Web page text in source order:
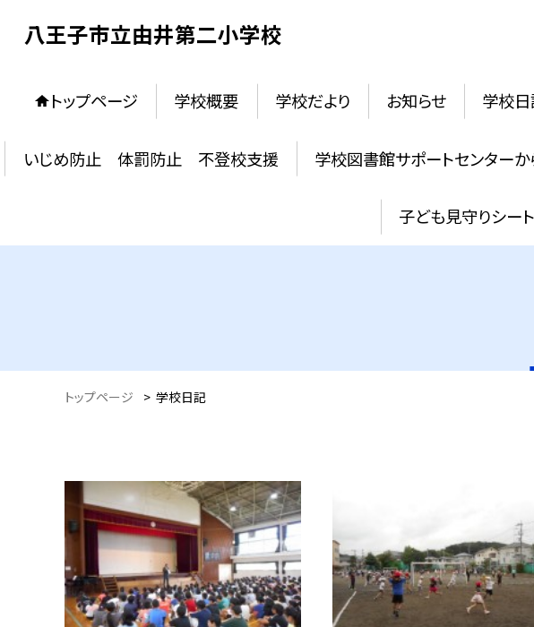
八王子市立由井第二小学校
トップページ 学校概要 学校だより お知らせ 学校
いじめ防止 体罰防止 不登校支援 学校図書館サポートセンターか
子ども見守りシート
トップページ > 学校日記